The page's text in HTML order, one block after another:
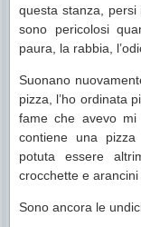
questa stanza,
sono pericolosi
paura, la rabbia,
Suonano
pizza, l’ho ordinata
fame che avevo mi
contiene una pizza
potuta essere
crocchette e
Sono ancora le